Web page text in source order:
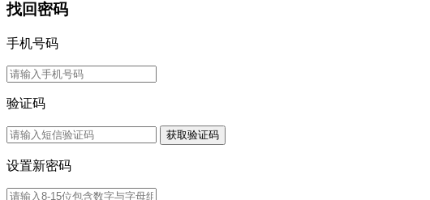
找回密码
手机号码
验证码
获取验证码
设置新密码